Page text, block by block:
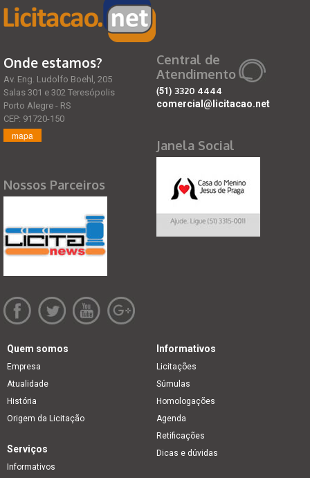
Onde estamos?
Av. Eng. Ludolfo Boehl, 205
Salas 301 e 302 Teresópolis
Porto Alegre - RS
CEP: 91720-150
mapa
Nossos Parceiros
Central de
Atendimento
(51) 3320 4444
comercial@licitacao.net
Janela Social
Quem somos
Empresa
Atualidade
História
Origem da Licitação
Informativos
Licitações
Súmulas
Homologações
Agenda
Retificações
Dicas e dúvidas
Serviços
Informativos